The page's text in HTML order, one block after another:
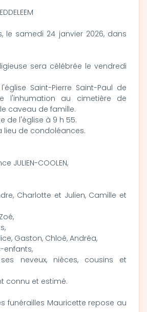
le samedi 24 janvier 2026, dans
sera célébrée le vendredi
Saint-Pierre Saint-Paul de
l'inhumation au cimetière de
caveau de famille.
de l'église à 9 h 55.
lieu de condoléances.
JULIEN-COOLEN,
Charlotte et Julien, Camille et
Gaston, Chloé, Andréa,
enfants,
neveux, nièces, cousins et
connu et estimé.
funérailles Mauricette repose au